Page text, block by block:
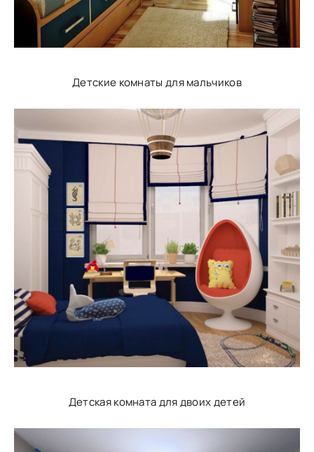
Детские комнаты для мальчиков
Детская комната для двоих детей